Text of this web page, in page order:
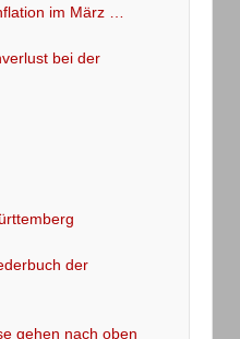
im März …
bei der
der
gehen nach oben